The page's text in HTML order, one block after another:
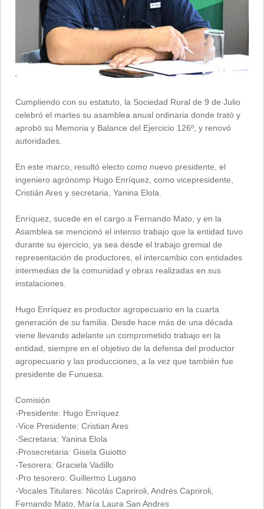
Cumpliendo con su estatuto, la Sociedad Rural de 9 de Julio
celebró el martes su asamblea anual ordinaria donde trató y
aprobó su Memoria y Balance del Ejercicio 126º, y renovó
autoridades.
En este marco, resultó electo como nuevo presidente, el
ingeniero agrónomp Hugo Enríquez, como vicepresidente,
Cristián Ares y secretaria, Yanina Elola.
Enríquez, sucede en el cargo a Fernando Mato, y en la
Asamblea se mencionó el intenso trabajo que la entidad tuvo
durante su ejercicio, ya sea desde el trabajo gremial de
representación de productores, el intercambio con entidades
intermedias de la comunidad y obras realizadas en sus
instalaciones.
Hugo Enríquez es productor agropecuario en la cuarta
generación de su familia. Desde hace más de una década
viene llevando adelante un comprometido trabajo en la
entidad, siempre en el objetivo de la defensa del productor
agropecuario y las producciones, a la vez que también fue
presidente de Funuesa.
Comisión
-Presidente: Hugo Enríquez
-Vice Presidente: Cristian Ares
-Secretaria: Yanina Elola
-Prosecretaria: Gisela Guiotto
-Tesorera: Graciela Vadillo
-Pro tesorero: Guillermo Lugano
-Vocales Titulares: Nicolás Capriroli, Andrés Capriroli,
Fernando Mato, María Laura San Andres